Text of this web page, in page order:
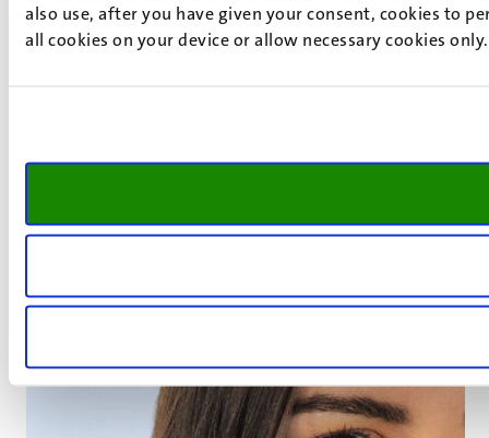
also use, after you have given your consent, cookies to
all cookies on your device or allow necessary cookies
Tijdelijke aanstellingen rector en
De Raad van Toezicht (RvT) van de UM heeft besloten om